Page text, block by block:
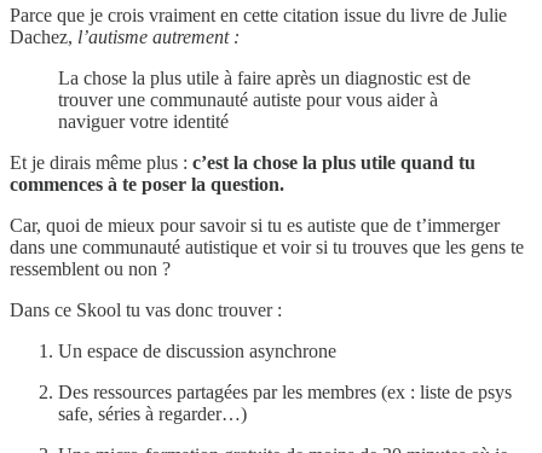
Parce que je crois vraiment en cette citation issue du livre de Julie
Dachez, l’autisme autrement :
La chose la plus utile à faire après un diagnostic est de
trouver une communauté autiste pour vous aider à
naviguer votre identité
Et je dirais même plus : c’est la chose la plus utile quand tu
commences à te poser la question.
Car, quoi de mieux pour savoir si tu es autiste que de t’immerger
dans une communauté autistique et voir si tu trouves que les gens te
ressemblent ou non ?
Dans ce Skool tu vas donc trouver :
Un espace de discussion asynchrone
Des ressources partagées par les membres (ex : liste de psys
safe, séries à regarder…)